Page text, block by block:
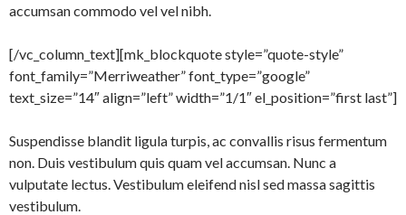
accumsan commodo vel vel nibh.
[/vc_column_text][mk_blockquote style=”quote-style”
font_family=”Merriweather” font_type=”google”
text_size=”14″ align=”left” width=”1/1″ el_position=”first last”]
Suspendisse blandit ligula turpis, ac convallis risus fermentum
non. Duis vestibulum quis quam vel accumsan. Nunc a
vulputate lectus. Vestibulum eleifend nisl sed massa sagittis
vestibulum.